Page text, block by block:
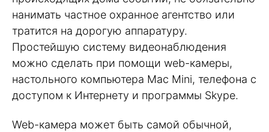
нанимать частное охранное агентство или
тратится на дорогую аппаратуру.
Простейшую систему видеонаблюдения
можно сделать при помощи web-камеры,
настольного компьютера Mac Mini, телефона с
доступом к Интернету и программы Skype.
Web-камера может быть самой обычной,